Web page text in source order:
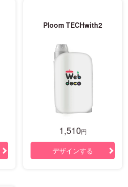
Ploom TECHwith2
1,510円
デザインする